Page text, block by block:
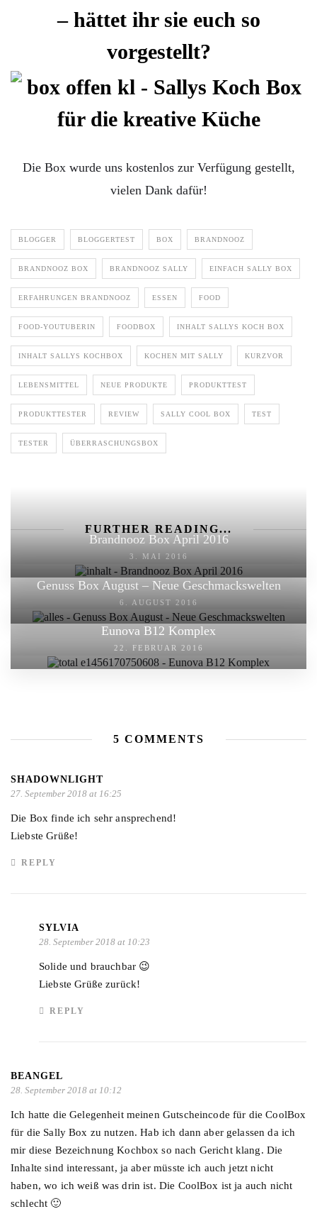
– hättet ihr sie euch so
vorgestellt?
Die Box wurde uns kostenlos zur Verfügung gestellt,
vielen Dank dafür!
BLOGGER BLOGGERTEST BOX BRANDNOOZ
BRANDNOOZ BOX BRANDNOOZ SALLY EINFACH SALLY BOX
ERFAHRUNGEN BRANDNOOZ ESSEN FOOD
FOOD-YOUTUBERIN FOODBOX INHALT SALLYS KOCH BOX
INHALT SALLYS KOCHBOX KOCHEN MIT SALLY KURZVOR
LEBENSMITTEL NEUE PRODUKTE PRODUKTTEST
PRODUKTTESTER REVIEW SALLY COOL BOX TEST
TESTER ÜBERRASCHUNGSBOX
FURTHER READING...
Brandnooz Box April 2016
3. MAI 2016
Genuss Box August – Neue Geschmackswelten
6. AUGUST 2016
Eunova B12 Komplex
22. FEBRUAR 2016
5 COMMENTS
SHADOWNLIGHT
27. September 2018 at 16:25
Die Box finde ich sehr ansprechend!
Liebste Grüße!
REPLY
SYLVIA
28. September 2018 at 10:23
Solide und brauchbar 😉
Liebste Grüße zurück!
REPLY
BEANGEL
28. September 2018 at 10:12
Ich hatte die Gelegenheit meinen Gutscheincode für die CoolBox
für die Sally Box zu nutzen. Hab ich dann aber gelassen da ich
mir diese Bezeichnung Kochbox so nach Gericht klang. Die
Inhalte sind interessant, ja aber müsste ich auch jetzt nicht
haben, wo ich weiß was drin ist. Die CoolBox ist ja auch nicht
schlecht 🙂